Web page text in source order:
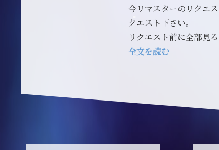
今リマスターのリクエ
クエスト下さい。
リクエスト前に全部
全文を読む